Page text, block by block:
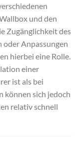
und den
Zugänglichkeit des
Anpassungen
hierbei eine Rolle.
einer
ist als bei
können sich jedoch
relativ schnell